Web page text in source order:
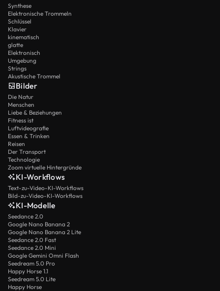
Synthese
Elektronische Trommeln
Schlüssel
Klavier
kinematisch
glatte
Elektronisch
Umgebung
Strings
Akustische Trommel
Bilder
Die Natur
Menschen
Liebe & Beziehungen
Fitness ist
Luftvideografie
Essen & Trinken
Reisen
Der Transport
Technologie
Zoom virtuelle Hintergründe
KI-Workflows
Text-zu-Video-KI-Workflows
Bild-zu-Video-KI-Workflows
KI-Modelle
Seedance 2.0
Google Nano Banana 2
Google Nano Banana 2 Lite
Seedance 2.0 Fast
Seedance 2.0 Mini
Google Gemini Omni Flash
Seedream 5.0 Pro
Happy Horse 1.1
Seedream 5.0 Lite
Happy Horse